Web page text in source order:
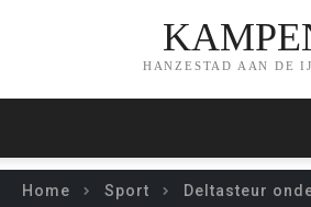
HANZESTAD AAN DE
Home Sport Deltasteur